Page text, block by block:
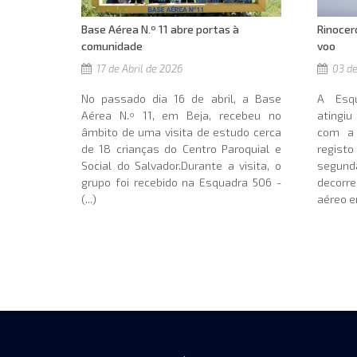
Base Aérea N.º 11 abre portas à
comunidade
17 de Abril de 2026
No passado dia 16 de abril, a Base
Aérea N.º 11, em Beja, recebeu no
âmbito de uma visita de estudo cerca
de 18 crianças do Centro Paroquial e
Social do Salvador.Durante a visita, o
grupo foi recebido na Esquadra 506 -
(...)
voo
03
A
atingiu
com a
aéreo